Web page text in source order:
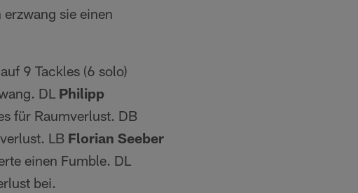
sie einen
9 Tackles (6 solo)
DL Philipp
für Raumverlust. DB
LB Florian Seeber
einen Fumble. DL
bei.